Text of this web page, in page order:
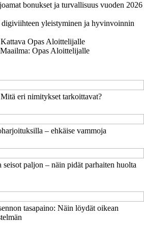
bonukset ja turvallisuus vuoden 2026
digiviihteen yleistyminen ja hyvinvoinnin
Opas Aloittelijalle
Opas Aloittelijalle
eri nimitykset tarkoittavat?
– ehkäise vammoja
paljon – näin pidät parhaiten huolta
tasapaino: Näin löydät oikean